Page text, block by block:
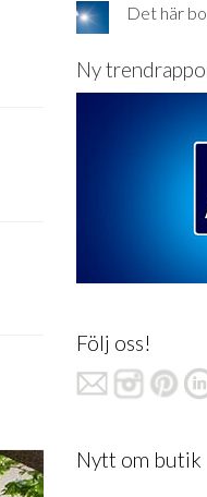
Det här
Ny
Följ oss!
Nytt om butik